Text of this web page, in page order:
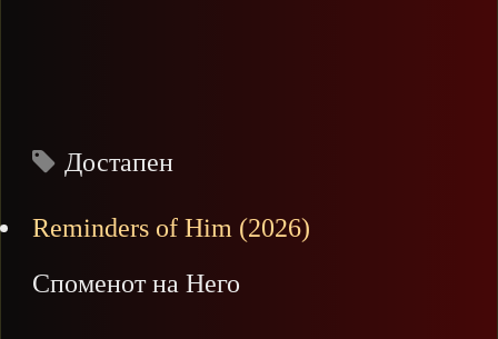
Достапен
Reminders of Him (2026)
Споменот на Него